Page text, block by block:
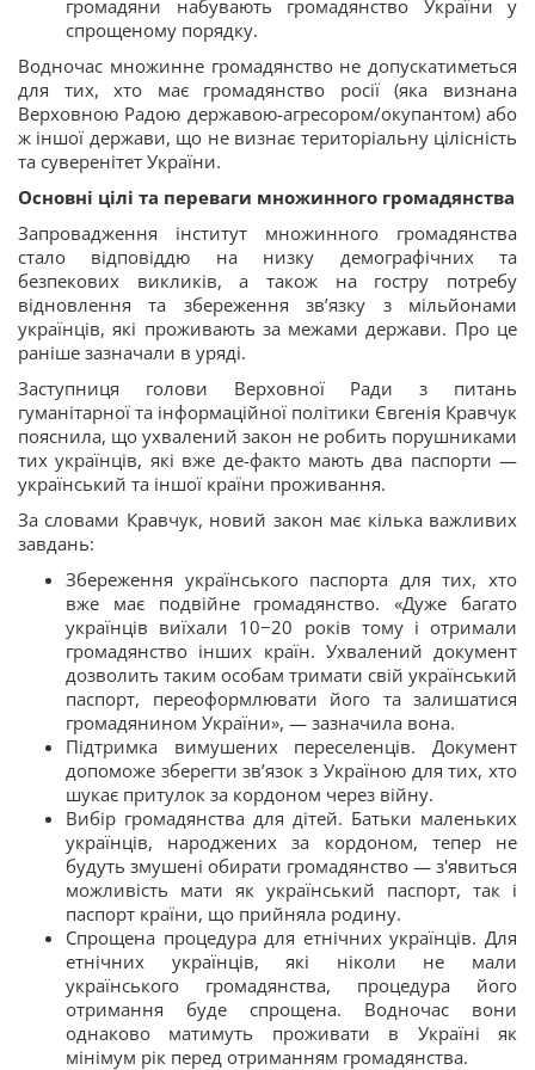
громадяни набувають громадянство України у
спрощеному порядку.
Водночас множинне громадянство не допускатиметься
для тих, хто має громадянство росії (яка визнана
Верховною Радою державою-агресором/окупантом) або
ж іншої держави, що не визнає територіальну цілісність
та суверенітет України.
Основні цілі та переваги множинного громадянства
Запровадження інститут множинного громадянства
стало відповіддю на низку демографічних та
безпекових викликів, а також на гостру потребу
відновлення та збереження зв’язку з мільйонами
українців, які проживають за межами держави. Про це
раніше зазначали в уряді.
Заступниця голови Верховної Ради з питань
гуманітарної та інформаційної політики Євгенія Кравчук
пояснила, що ухвалений закон не робить порушниками
тих українців, які вже де-факто мають два паспорти —
український та іншої країни проживання.
За словами Кравчук, новий закон має кілька важливих
завдань:
Збереження українського паспорта для тих, хто
вже має подвійне громадянство. «Дуже багато
українців виїхали 10−20 років тому і отримали
громадянство інших країн. Ухвалений документ
дозволить таким особам тримати свій український
паспорт, переоформлювати його та залишатися
громадянином України», — зазначила вона.
Підтримка вимушених переселенців. Документ
допоможе зберегти зв’язок з Україною для тих, хто
шукає притулок за кордоном через війну.
Вибір громадянства для дітей. Батьки маленьких
українців, народжених за кордоном, тепер не
будуть змушені обирати громадянство — з'явиться
можливість мати як український паспорт, так і
паспорт країни, що прийняла родину.
Спрощена процедура для етнічних українців. Для
етнічних українців, які ніколи не мали
українського громадянства, процедура його
отримання буде спрощена. Водночас вони
однаково матимуть проживати в Україні як
мінімум рік перед отриманням громадянства.